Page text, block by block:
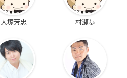
大塚芳忠 村瀬歩